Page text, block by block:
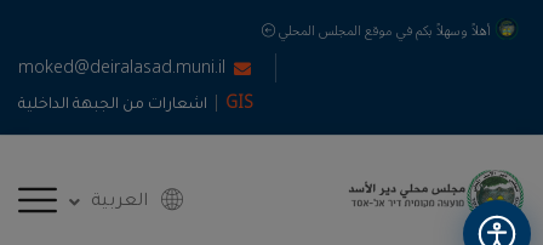
أهلاً وسهلاً بكم في موقع المجلس المحلي
moked@deiralasad.muni.il
GIS
| اشعارات من الجبهة الداخلية
العربية